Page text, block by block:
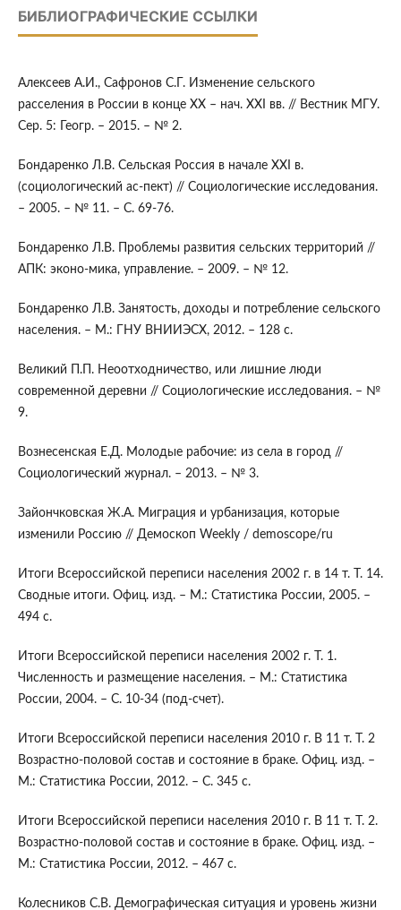
БИБЛИОГРАФИЧЕСКИЕ ССЫЛКИ
Алексеев А.И., Сафронов С.Г. Изменение сельского
расселения в России в конце ХХ – нач. ХХI вв. // Вестник МГУ.
Сер. 5: Геогр. – 2015. – № 2.
Бондаренко Л.В. Сельская Россия в начале ХХI в.
(социологический ас-пект) // Социологические исследования.
– 2005. – № 11. – С. 69-76.
Бондаренко Л.В. Проблемы развития сельских территорий //
АПК: эконо-мика, управление. – 2009. – № 12.
Бондаренко Л.В. Занятость, доходы и потребление сельского
населения. – М.: ГНУ ВНИИЭСХ, 2012. – 128 с.
Великий П.П. Неоотходничество, или лишние люди
современной деревни // Социологические исследования. – №
9.
Вознесенская Е.Д. Молодые рабочие: из села в город //
Социологический журнал. – 2013. – № 3.
Зайончковская Ж.А. Миграция и урбанизация, которые
изменили Россию // Демоскоп Weekly / demoscope/ru
Итоги Всероссийской переписи населения 2002 г. в 14 т. Т. 14.
Сводные итоги. Офиц. изд. – М.: Статистика России, 2005. –
494 с.
Итоги Всероссийской переписи населения 2002 г. Т. 1.
Численность и размещение населения. – М.: Статистика
России, 2004. – С. 10-34 (под-счет).
Итоги Всероссийской переписи населения 2010 г. В 11 т. Т. 2
Возрастно-половой состав и состояние в браке. Офиц. изд. –
М.: Статистика России, 2012. – С. 345 с.
Итоги Всероссийской переписи населения 2010 г. В 11 т. Т. 2.
Возрастно-половой состав и состояние в браке. Офиц. изд. –
М.: Статистика России, 2012. – 467 с.
Колесников С.В. Демографическая ситуация и уровень жизни